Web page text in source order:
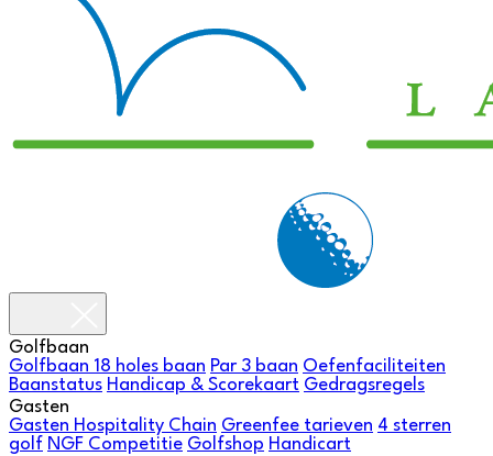
Golfbaan
Golfbaan 18 holes baan Par 3 baan Oefenfaciliteiten
Baanstatus Handicap & Scorekaart Gedragsregels
Gasten
Gasten Hospitality Chain Greenfee tarieven 4 sterren
golf NGF Competitie Golfshop Handicart